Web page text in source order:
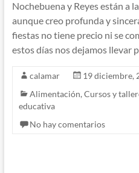
Nochebuena y Reyes están a
aunque creo profunda y
fiestas no tiene precio ni se
estos días nos dejamos llevar
calamar
19 diciembre,
Alimentación, Cursos y
educativa
No hay comentarios